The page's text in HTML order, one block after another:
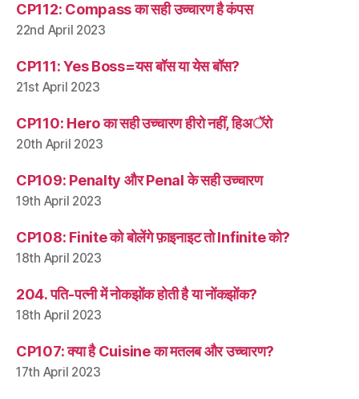
CP112: Compass का सही उच्चारण है कंपस
22nd April 2023
CP111: Yes Boss=यस बॉस या येस बॉस?
21st April 2023
CP110: Hero का सही उच्चारण हीरो नहीं, हिअॅरो
20th April 2023
CP109: Penalty और Penal के सही उच्चारण
19th April 2023
CP108: Finite को बोलेंगे फ़ाइनाइट तो Infinite को?
18th April 2023
204. पति-पत्नी में नोकझोंक होती है या नोंकझोंक?
18th April 2023
CP107: क्या है Cuisine का मतलब और उच्चारण?
17th April 2023